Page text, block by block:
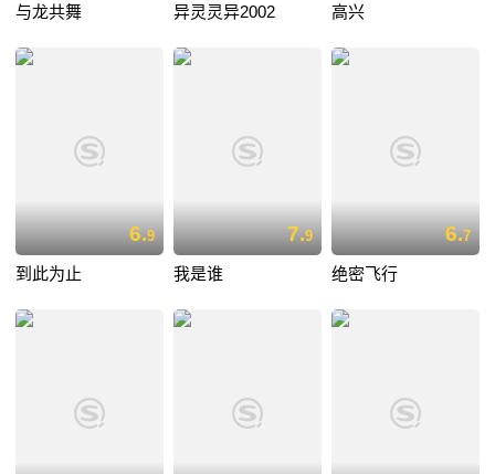
与龙共舞 异灵灵异2002 高兴
6.9
到此为止
7.9
我是谁
6.7
绝密飞行